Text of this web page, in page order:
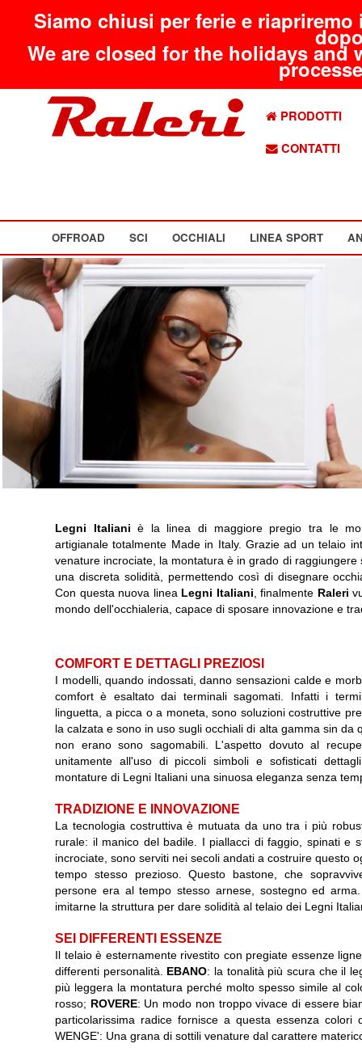
Siamo chiusi per ferie e
We are closed for the holidays
PRODOTTI
CONTATTI
OFFROAD SCI OCCHIALI LINEA SPORT
Legni Italiani è la linea di maggiore pregio tra le
artigianale totalmente Made in Italy. Grazie ad un telaio
venature incrociate, la montatura è in grado di
una discreta solidità, permettendo così di disegnare
Con questa nuova linea Legni Italiani , finalmente Raleri
mondo dell'occhialeria, capace di sposare innovazione e
COMFORT E DETTAGLI PREZIOSI
I modelli, quando indossati, danno sensazioni calde e
comfort è esaltato dai terminali sagomati. Infatti i
linguetta, a picca o a moneta, sono soluzioni costruttive
la calzata e sono in uso sugli occhiali di alta gamma sin da
non erano sono sagomabili. L'aspetto dovuto al
unitamente all'uso di piccoli simboli e sofisticati
montature di Legni Italiani una sinuosa eleganza senza
TRADIZIONE E INNOVAZIONE
La tecnologia costruttiva è mutuata da uno tra i più
rurale: il manico del badile. I piallacci di faggio, spinati e
incrociate, sono serviti nei secoli andati a costruire questo
tempo stesso prezioso. Questo bastone, che
persone era al tempo stesso arnese, sostegno ed
imitarne la struttura per dare solidità al telaio dei Legni
SEI DIFFERENTI ESSENZE
Il telaio è esternamente rivestito con pregiate essenze
differenti personalità. EBANO: la tonalità più scura che il
più leggera la montatura perché molto spesso simile al
rosso; ROVERE: Un modo non troppo vivace di essere
particolarissima radice fornisce a questa essenza
WENGE': Una grana di sottili venature dal carattere